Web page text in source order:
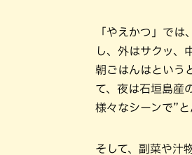
「やえかつ」で
し、外はサクッ、
朝ごはんはという
て、夜は石垣島産
様々なシーンで”
そして、副菜や汁